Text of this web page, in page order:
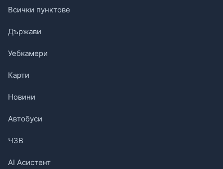
Всички пунктове
Държави
Уебкамери
Карти
Новини
Автобуси
ЧЗВ
AI Асистент